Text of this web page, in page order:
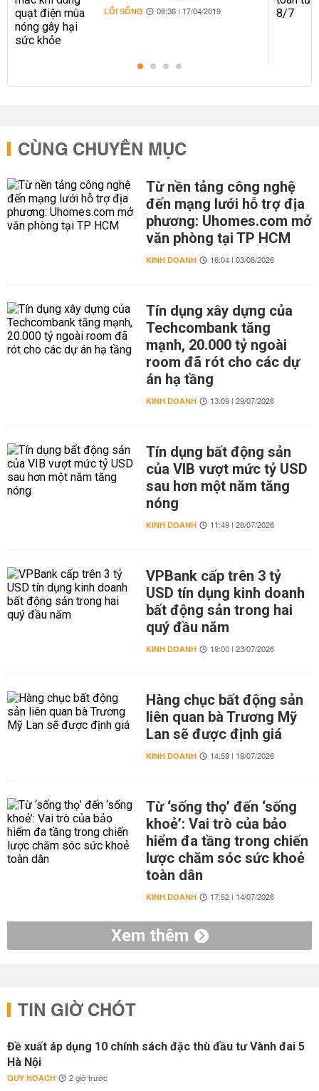
khỏe
LỐI SỐNG 08:36 | 17/04/2019
CÙNG CHUYÊN MỤC
Từ nền tảng công nghệ
đến mạng lưới hỗ trợ địa
phương: Uhomes.com mở
văn phòng tại TP HCM
KINH DOANH 16:04 | 03/08/2026
Tín dụng xây dựng của
Techcombank tăng
mạnh, 20.000 tỷ ngoài
room đã rót cho các dự
án hạ tầng
KINH DOANH 13:09 | 29/07/2026
Tín dụng bất động sản
của VIB vượt mức tỷ USD
sau hơn một năm tăng
nóng
KINH DOANH 11:49 | 28/07/2026
VPBank cấp trên 3 tỷ
USD tín dụng kinh doanh
bất động sản trong hai
quý đầu năm
KINH DOANH 19:00 | 23/07/2026
Hàng chục bất động sản
liên quan bà Trương Mỹ
Lan sẽ được định giá
KINH DOANH 14:59 | 19/07/2026
Từ ‘sống thọ’ đến ‘sống
khoẻ’: Vai trò của bảo
hiểm đa tầng trong chiến
lược chăm sóc sức khoẻ
toàn dân
KINH DOANH 17:52 | 14/07/2026
Xem thêm
TIN GIỜ CHÓT
Đề xuất áp dụng 10 chính sách đặc thù đầu tư Vành đai 5
Hà Nội
QUY HOẠCH 2 giờ trước